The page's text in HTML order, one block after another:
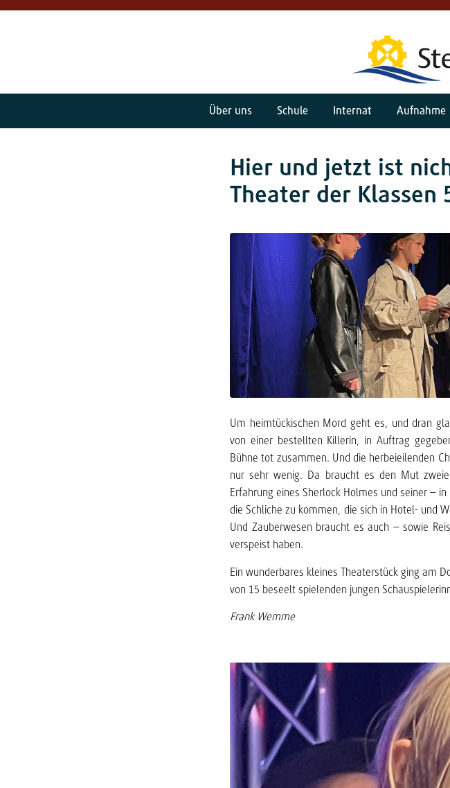
Über uns Schule Internat Aufnahme
Hier und jetzt ist
Theater der Klassen
Um heimtückischen Mord geht es, und dran
von einer bestellten Killerin, in Auftrag
Bühne tot zusammen. Und die herbeieilenden
nur sehr wenig. Da braucht es den Mut
Erfahrung eines Sherlock Holmes und seiner –
die Schliche zu kommen, die sich in Hotel- und
Und Zauberwesen braucht es auch – sowie
verspeist haben.
Ein wunderbares kleines Theaterstück ging am
von 15 beseelt spielenden jungen
Frank Wemme